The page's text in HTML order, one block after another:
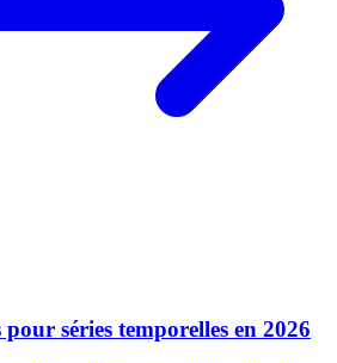
séries temporelles en 2026